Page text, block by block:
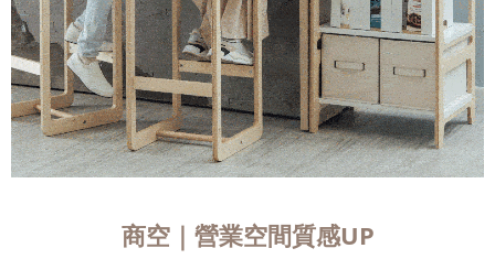
商空｜營業空間質感UP